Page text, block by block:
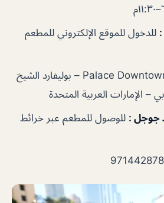
: للدخول للموقع الإلكتروني للمطعم
Palace Downtown 9770 – بوليفارد الشيخ
الإمارات العربية المتحدة
جوجل : للوصول للمطعم عبر خرائط